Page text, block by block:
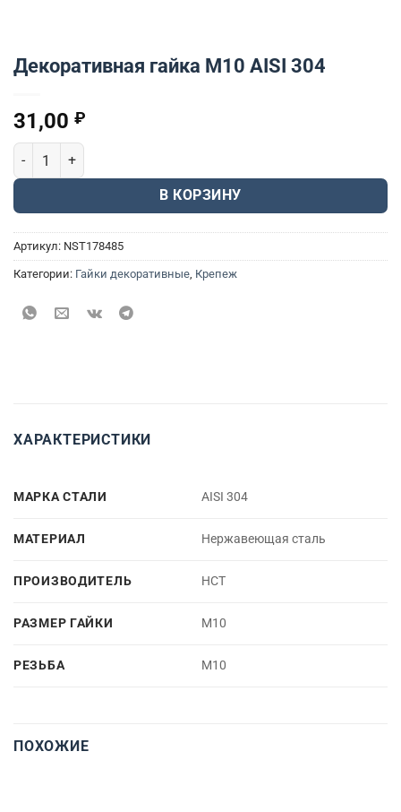
Декоративная гайка М10 AISI 304
31,00 ₽
Количество товара Декоративная гайка М10 AISI 304
В КОРЗИНУ
Артикул: NST178485
Категории: Гайки декоративные Крепеж
ХАРАКТЕРИСТИКИ
МАРКА СТАЛИ AISI 304
МАТЕРИАЛ Нержавеющая сталь
ПРОИЗВОДИТЕЛЬ НСТ
РАЗМЕР ГАЙКИ M10
РЕЗЬБА M10
ПОХОЖИЕ